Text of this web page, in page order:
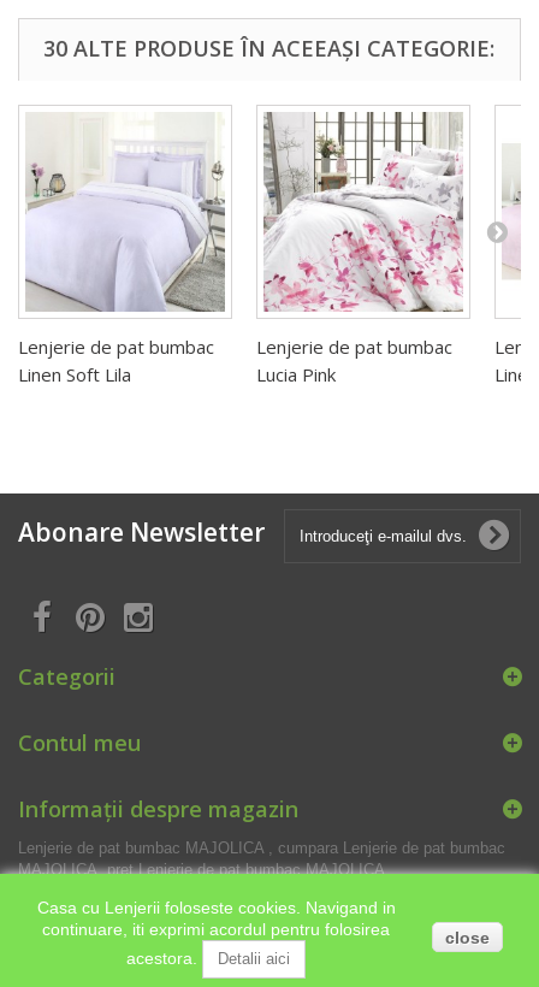
30 ALTE PRODUSE ÎN ACEEAȘI CATEGORIE:
Lenjerie de pat bumbac
Linen Soft Lila
Lenjerie de pat bumbac
Lucia Pink
Line
Abonare Newsletter
Categorii
Contul meu
Informații despre magazin
Casa cu Lenjerii foloseste cookies. Navigand in
continuare, iti exprimi acordul pentru folosirea
acestora.
Detalii aici
close
Lenjerie de pat bumbac MAJOLICA , cumpara Lenjerie de pat bumbac
MAJOLICA, pret Lenjerie de pat bumbac MAJOLICA